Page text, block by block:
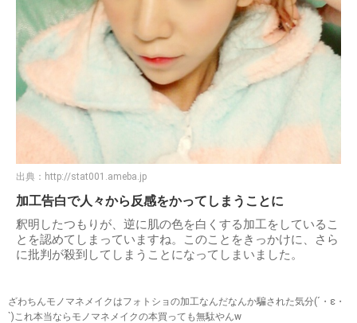
出典： http://stat001.ameba.jp
加工告白で人々から反感をかってしまうことに
釈明したつもりが、逆に肌の色を白くする加工をしているこ
とを認めてしまっていますね。このことをきっかけに、さら
に批判が殺到してしまうことになってしまいました。
ざわちんモノマネメイクはフォトショの加工なんだなんか騙された気分(´・ε・
`)これ本当ならモノマネメイクの本買っても無駄やんw